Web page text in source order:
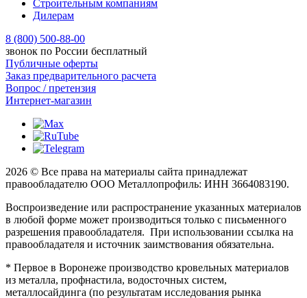
Строительным компаниям
Дилерам
8 (800) 500-88-00
звонок по России бесплатный
Публичные оферты
Заказ предварительного расчета
Вопрос / претензия
Интернет-магазин
2026 © Все права на материалы сайта принадлежат
правообладателю ООО Металлопрофиль: ИНН 3664083190.
Воспроизведение или распространение указанных материалов
в любой форме может производиться только с письменного
разрешения правообладателя. При использовании ссылка на
правообладателя и источник заимствования обязательна.
* Первое в Воронеже производство кровельных материалов
из металла, профнастила, водосточных систем,
металлосайдинга (по результатам исследования рынка